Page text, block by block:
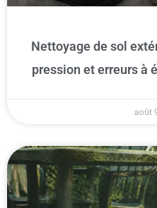
Nettoyage de sol
pression et erreurs à
août